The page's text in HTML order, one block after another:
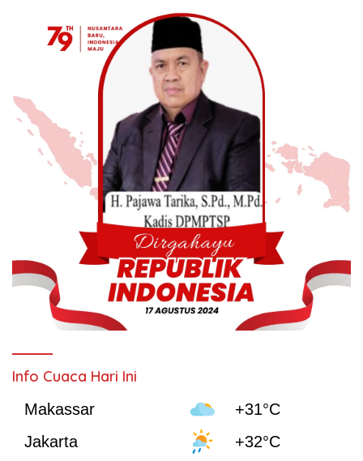
Info Cuaca Hari Ini
Makassar
+31°C
Jakarta
+32°C